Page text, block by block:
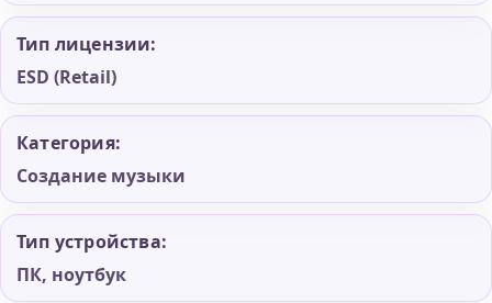
Тип лицензии:
ESD (Retail)
Категория:
Создание музыки
Тип устройства:
ПК, ноутбук